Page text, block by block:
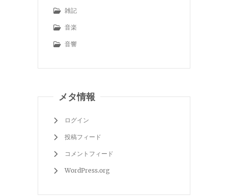
雑記
音楽
音響
メタ情報
ログイン
投稿フィード
コメントフィード
WordPress.org